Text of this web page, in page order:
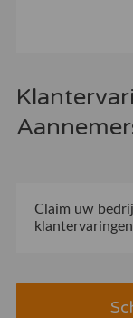
Claim uw